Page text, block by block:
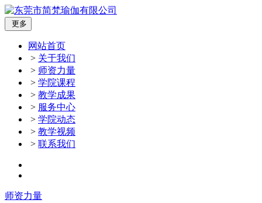
更多
网站首页
> 关于我们
> 师资力量
> 学院课程
> 教学成果
> 服务中心
> 学院动态
> 教学视频
> 联系我们
师资力量